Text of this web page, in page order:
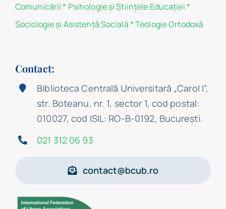
Comunicării * Psihologie şi Ştiinţele Educaţiei*
Sociologie şi Asistenţă Socială*Teologie Ortodoxă
Contact:
Biblioteca Centrală Universitară „Carol I”,
str. Boteanu, nr. 1, sector 1, cod postal:
010027, cod ISIL: RO-B-0192, Bucureşti.
021 312 06 93
contact@bcub.ro